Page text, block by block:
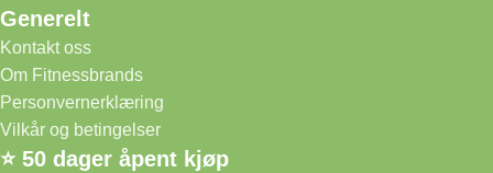
Generelt
Kontakt oss
Om Fitnessbrands
Personvernerklæring
Vilkår og betingelser
⭐ 50 dager åpent kjøp